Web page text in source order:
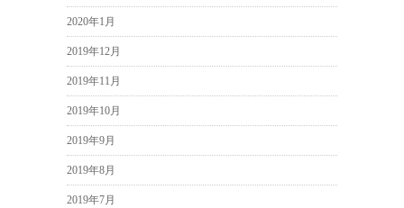
2020年1月
2019年12月
2019年11月
2019年10月
2019年9月
2019年8月
2019年7月